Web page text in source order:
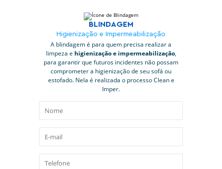
BLINDAGEM
Higienização e Impermeabilização
A blindagem é para quem precisa realizar a
limpeza e higienização e impermeabilização,
para garantir que futuros incidentes não possam
comprometer a higienização de seu sofá ou
estofado. Nela é realizada o processo Clean e
Imper.